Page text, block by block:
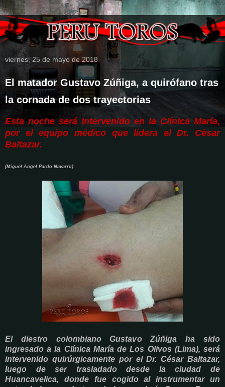
viernes, 25 de mayo de 2018
El matador Gustavo Zúñiga, a quirófano tras
la cornada de dos trayectorias
Esta noche será intervenido en la Clínica María,
por el equipo médico que lidera el Dr. César
Baltazar.
(Miguel Angel Pardo Navarro)
El diestro colombiano Gustavo Zúñiga ha sido
ingresado a la Clínica María de Los Olivos (Lima), será
intervenido quirúrgicamente por el Dr. César Baltazar,
luego de ser trasladado desde la ciudad de
Huancavelica, donde fue cogido al instrumentar un